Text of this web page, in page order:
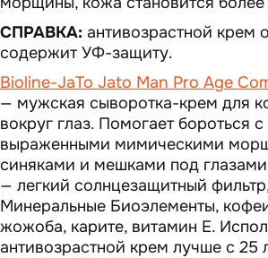
СПРАВКА: антивозрастной крем
содержит УФ-защиту.
Bioline-JaTo Jato Man Pro Age
— мужская сыворотка-крем для
вокруг глаз. Помогает бороться с
выраженными мимическими
синяками и мешками под
— легкий солнцезащитный
Минеральные Биоэлементы,
жожоба, карите, витамин Е.
антивозрастной крем лучше с 25